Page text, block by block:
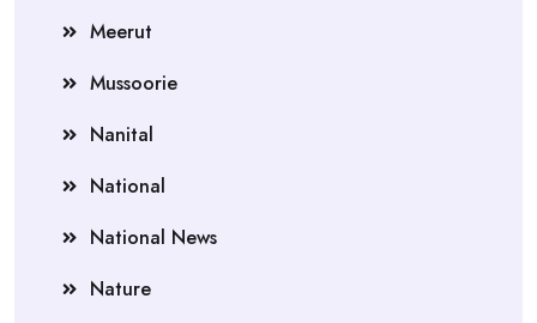
Meerut
Mussoorie
Nanital
National
National News
Nature